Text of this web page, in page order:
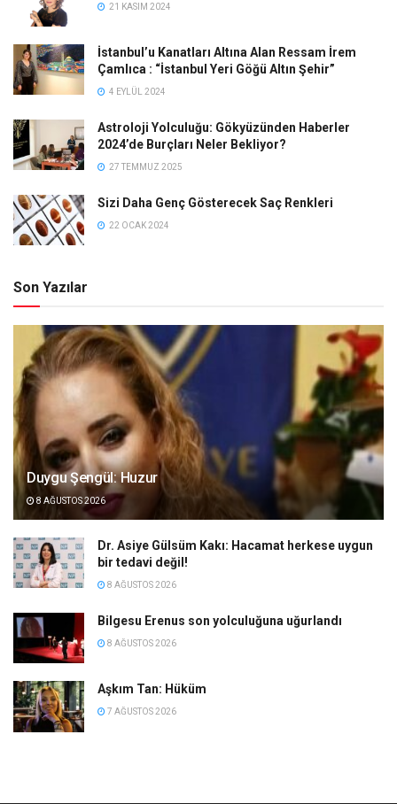
21 KASIM 2024
İstanbul’u Kanatları Altına Alan Ressam İrem
Çamlıca : “İstanbul Yeri Göğü Altın Şehir”
4 EYLÜL 2024
Astroloji Yolculuğu: Gökyüzünden Haberler
2024’de Burçları Neler Bekliyor?
27 TEMMUZ 2025
Sizi Daha Genç Gösterecek Saç Renkleri
22 OCAK 2024
Son Yazılar
Duygu Şengül: Huzur
8 AĞUSTOS 2026
Dr. Asiye Gülsüm Kakı: Hacamat herkese uygun
bir tedavi değil!
8 AĞUSTOS 2026
Bilgesu Erenus son yolculuğuna uğurlandı
8 AĞUSTOS 2026
Aşkım Tan: Hüküm
7 AĞUSTOS 2026